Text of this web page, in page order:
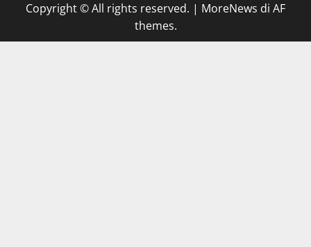
Copyright © All rights reserved. | MoreNews di AF
themes.